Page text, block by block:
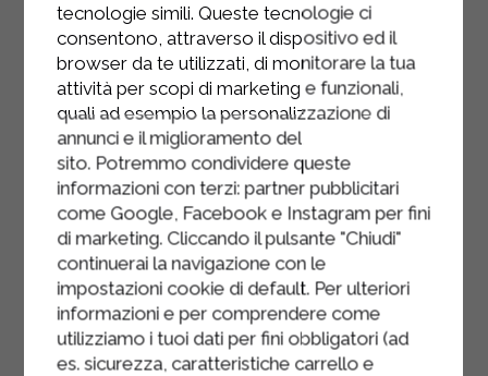
haché.
Ajoutez le reste de la sauce
béchamel et terminez avec le reste
du riz.
Nivelez le riz avec le dos d'une
cuillère afin de ne laisser aucun trou,
puis recouvrez-le de chapelure.
Faites cuire votre timbale de riz à
200° pendant environ 20 à 30
minutes, jusqu'à ce qu'une croûte se
soit formée à la surface.
tecnologie simili. Queste tecnologie ci
consentono, attraverso il dispositivo ed il
browser da te utilizzati, di monitorare la tua
attività per scopi di marketing e funzionali,
quali ad esempio la personalizzazione di
annunci e il miglioramento del
sito. Potremmo condividere queste
informazioni con terzi: partner pubblicitari
come Google, Facebook e Instagram per fini
di marketing. Cliccando il pulsante "Chiudi"
continuerai la navigazione con le
impostazioni cookie di default. Per ulteriori
informazioni e per comprendere come
utilizziamo i tuoi dati per fini obbligatori (ad
es. sicurezza, caratteristiche carrello e